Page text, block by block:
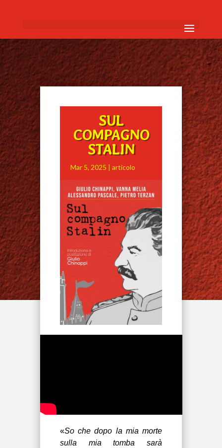
SUL
COMPAGNO
STALIN
Mar 5, 2025 | articolo
«So che dopo la mia morte
sulla mia tomba sarà